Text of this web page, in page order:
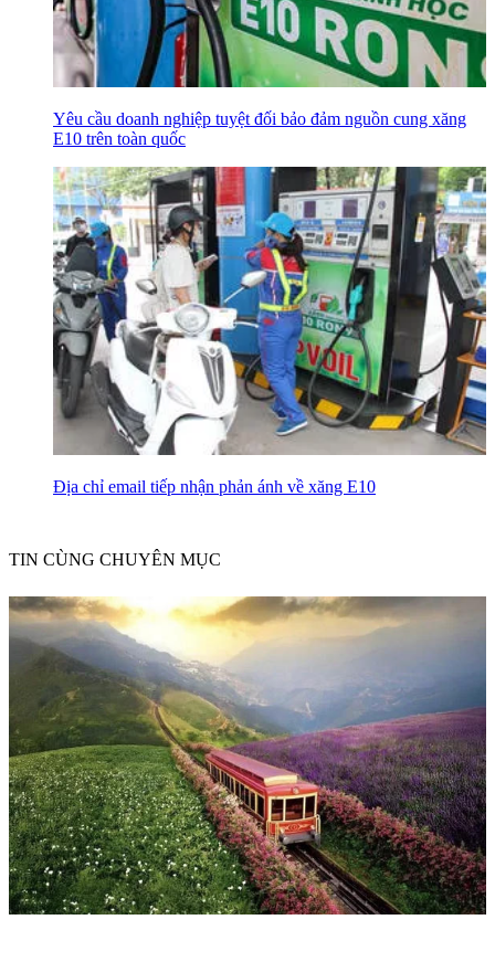
Yêu cầu doanh nghiệp tuyệt đối bảo đảm nguồn cung xăng
E10 trên toàn quốc
Địa chỉ email tiếp nhận phản ánh về xăng E10
TIN CÙNG CHUYÊN MỤC